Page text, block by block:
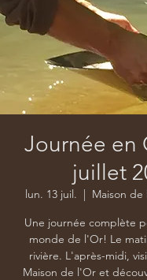
Journée en
juillet
lun. 13 juil.
  |
Maison
Une journée complète
monde de l'Or! Le
rivière. L'après-midi,
Maison de l'Or et